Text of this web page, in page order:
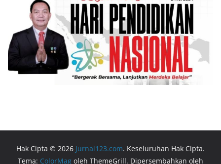
Hak Cipta © 2026 Jurnal123.com. Keseluruhan Hak Cipta.
Tema: ColorMag oleh ThemeGrill. Dipersembahkan oleh